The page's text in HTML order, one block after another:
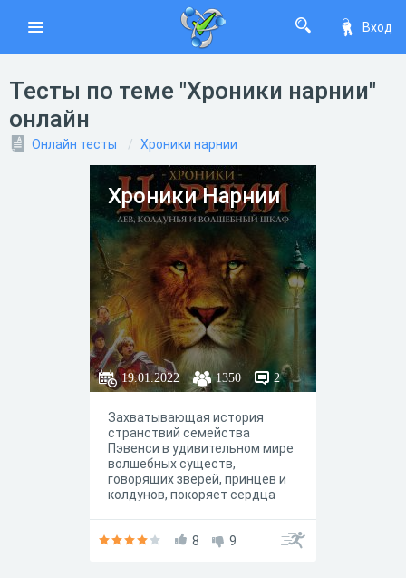
Вход
Тесты по теме "Хроники нарнии"
онлайн
Онлайн тесты Хроники нарнии
Хроники Нарнии
19.01.2022 1350 2
Захватывающая история
странствий семейства
Пэвенси в удивительном мире
волшебных существ,
говорящих зверей, принцев и
колдунов, покоряет сердца
представить, что в обычном
8 9